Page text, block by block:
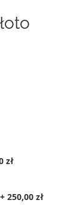
zł
+ 250,00 zł